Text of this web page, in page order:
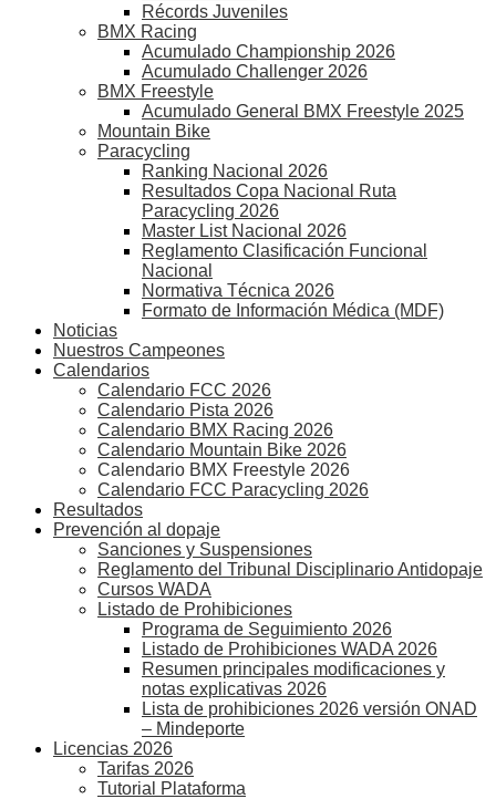
Récords Juveniles
BMX Racing
Acumulado Championship 2026
Acumulado Challenger 2026
BMX Freestyle
Acumulado General BMX Freestyle 2025
Mountain Bike
Paracycling
Ranking Nacional 2026
Resultados Copa Nacional Ruta
Paracycling 2026
Master List Nacional 2026
Reglamento Clasificación Funcional
Nacional
Normativa Técnica 2026
Formato de Información Médica (MDF)
Noticias
Nuestros Campeones
Calendarios
Calendario FCC 2026
Calendario Pista 2026
Calendario BMX Racing 2026
Calendario Mountain Bike 2026
Calendario BMX Freestyle 2026
Calendario FCC Paracycling 2026
Resultados
Prevención al dopaje
Sanciones y Suspensiones
Reglamento del Tribunal Disciplinario Antidopaje
Cursos WADA
Listado de Prohibiciones
Programa de Seguimiento 2026
Listado de Prohibiciones WADA 2026
Resumen principales modificaciones y
notas explicativas 2026
Lista de prohibiciones 2026 versión ONAD
– Mindeporte
Licencias 2026
Tarifas 2026
Tutorial Plataforma